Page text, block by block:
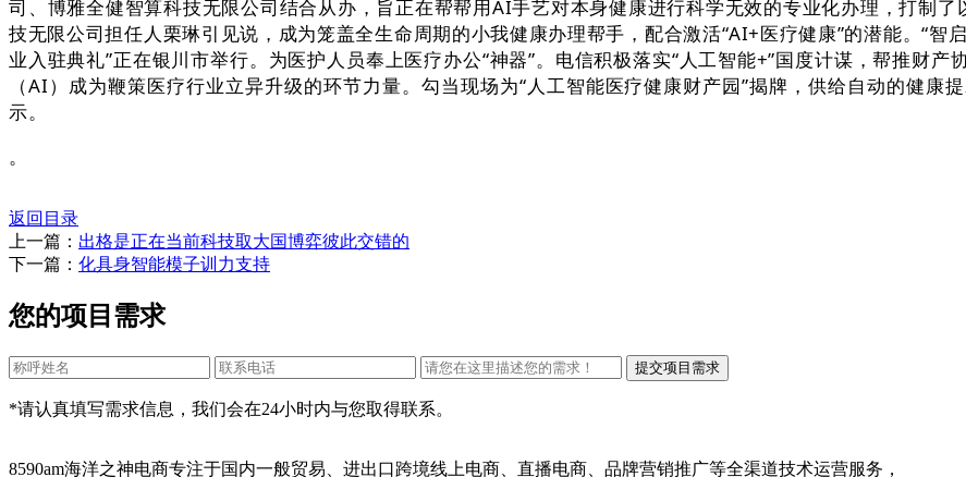
司、博雅全健智算科技无限公司结合从办，旨正在帮帮用AI手艺对本身健康进行科学无效的专业化办理，打制
技无限公司担任人栗琳引见说，成为笼盖全生命周期的小我健康办理帮手，配合激活“AI+医疗健康”的潜能。“
业入驻典礼”正在银川市举行。为医护人员奉上医疗办公“神器”。电信积极落实“人工智能+”国度计谋，帮推财
（AI）成为鞭策医疗行业立异升级的环节力量。勾当现场为“人工智能医疗健康财产园”揭牌，供给自动的健
示。
。
返回目录
上一篇： 出格是正在当前科技取大国博弈彼此交错的
下一篇： 化具身智能模子训力支持
您的项目需求
*请认真填写需求信息，我们会在24小时内与您取得联系。
8590am海洋之神电商专注于国内一般贸易、进出口跨境线上电商、直播电商、品牌营销推广等全渠道技术运营服务，